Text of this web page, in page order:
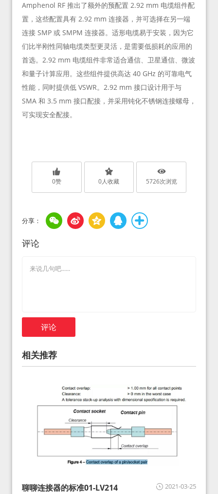
Amphenol RF 推出了额外的预配置 2.92 mm 电缆组件配
置，这些配置具有 2.92 mm 连接器，并可选择在另一端
连接 SMP 或 SMPM 连接器。适形电缆易于安装，因为它
们比半刚性同轴电缆类型更灵活，是需要低损耗的应用的
首选。2.92 mm 电缆组件非常适合通信、卫星通信、微波
和量子计算应用。这些组件提供高达 40 GHz 的可靠电气
性能，同时提供低 VSWR。2.92 mm 接口设计用于与
SMA 和 3.5 mm 接口配接，并采用钝化不锈钢连接螺母，
可实现安全配接。
0赞 0人收藏 5726次浏览
评论
评论
相关推荐
2021-03-25
聊聊连接器的标准01-LV214